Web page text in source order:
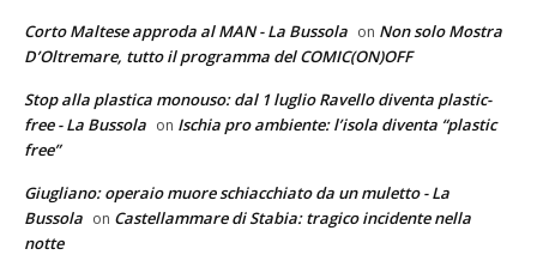
Corto Maltese approda al MAN - La Bussola on Non solo Mostra
D’Oltremare, tutto il programma del COMIC(ON)OFF
Stop alla plastica monouso: dal 1 luglio Ravello diventa plastic-
free - La Bussola on Ischia pro ambiente: l’isola diventa “plastic
free”
Giugliano: operaio muore schiacchiato da un muletto - La
Bussola on Castellammare di Stabia: tragico incidente nella
notte